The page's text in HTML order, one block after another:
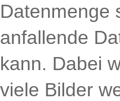
Datenmenge
anfallende
kann. Dabei
viele Bilder